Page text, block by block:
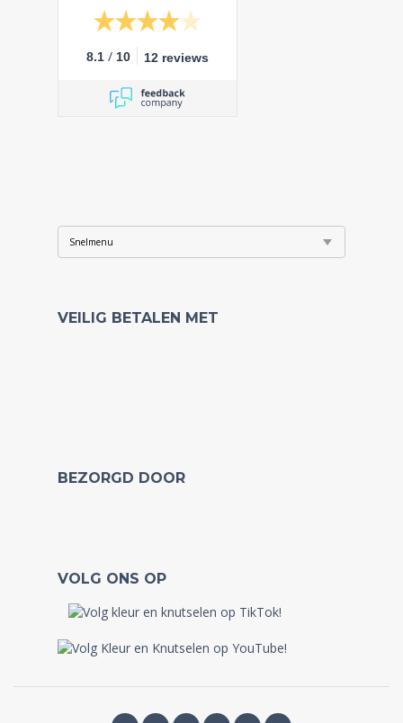
8.1 / 10 12 reviews
VEILIG BETALEN MET
BEZORGD DOOR
VOLG ONS OP